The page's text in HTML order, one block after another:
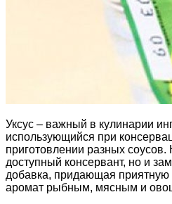
Уксус – важный в кулинарии
использующийся при
приготовлении разных
доступный консервант, но и
добавка, придающая приятную
аромат рыбным, мясным и